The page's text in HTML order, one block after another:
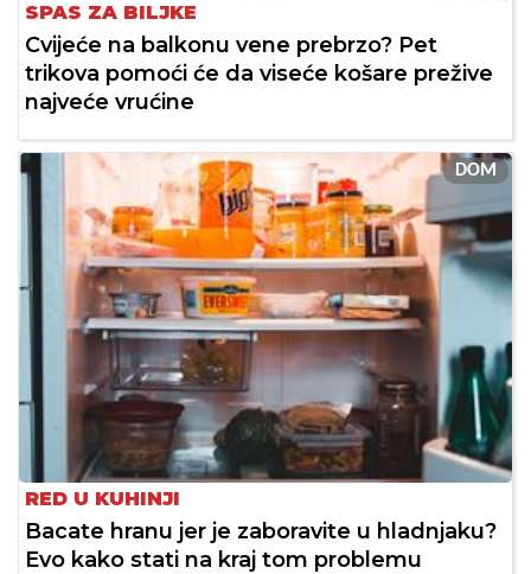
SPAS ZA BILJKE
Cvijeće na balkonu vene prebrzo? Pet
trikova pomoći će da viseće košare prežive
najveće vrućine
DOM
RED U KUHINJI
Bacate hranu jer je zaboravite u hladnjaku?
Evo kako stati na kraj tom problemu